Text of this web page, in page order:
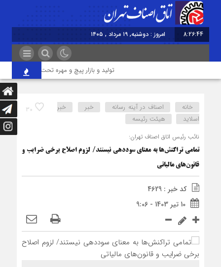
8:26:44 امروز : دوشنبه, ۱۹ مرداد , ۱۴۰۵
تولید و بازار پیچ و مهره تحت فشار تأمین
30 خانه اصناف در آینه رسانه خبر
خبر
اسلايد
هیئت رئیسه
نائب رئیس اتاق اصناف تهران:
تمامی تراکنش‌ها به معنای سوددهی نیستند/ لزوم اصلاح برخی ضرایب و
قانون‌های مالیاتی
کد خبر : 4629
10 تیر 1403 - 9:06